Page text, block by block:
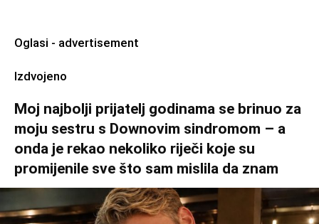
Oglasi - advertisement
Izdvojeno
Moj najbolji prijatelj godinama se brinuo za
moju sestru s Downovim sindromom – a
onda je rekao nekoliko riječi koje su
promijenile sve što sam mislila da znam